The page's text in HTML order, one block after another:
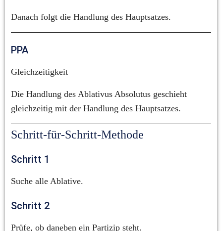
Danach folgt die Handlung des Hauptsatzes.
PPA
Gleichzeitigkeit
Die Handlung des Ablativus Absolutus geschieht
gleichzeitig mit der Handlung des Hauptsatzes.
Schritt-für-Schritt-Methode
Schritt 1
Suche alle Ablative.
Schritt 2
Prüfe, ob daneben ein Partizip steht.